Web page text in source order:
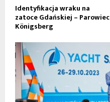
Identyfikacja wraku na
zatoce Gdańskiej – Parowiec
Königsberg